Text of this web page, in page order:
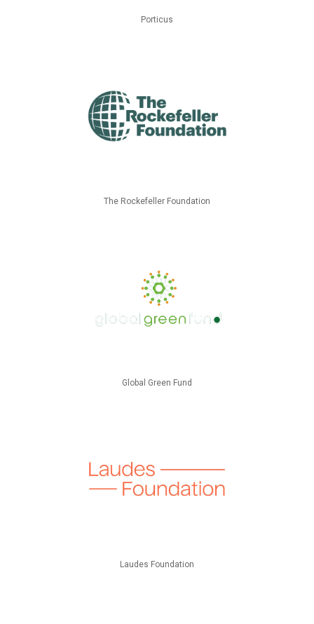
Porticus
The Rockefeller Foundation
Global Green Fund
Laudes Foundation